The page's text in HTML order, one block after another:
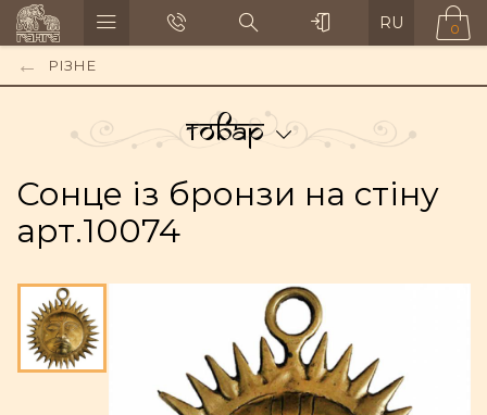
RU 0
РІЗНЕ
Товар
Сонце із бронзи на стіну
арт.10074